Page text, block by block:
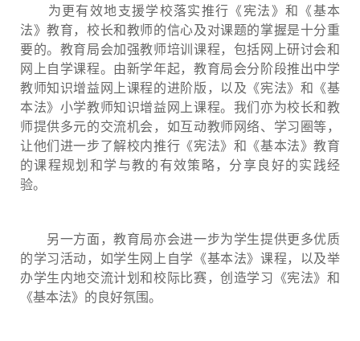
为更有效地支援学校落实推行《宪法》和《基本
法》教育，校长和教师的信心及对课题的掌握是十分重
要的。教育局会加强教师培训课程，包括网上研讨会和
网上自学课程。由新学年起，教育局会分阶段推出中学
教师知识增益网上课程的进阶版，以及《宪法》和《基
本法》小学教师知识增益网上课程。我们亦为校长和教
师提供多元的交流机会，如互动教师网络、学习圈等，
让他们进一步了解校内推行《宪法》和《基本法》教育
的课程规划和学与教的有效策略，分享良好的实践经
验。
另一方面，教育局亦会进一步为学生提供更多优质
的学习活动，如学生网上自学《基本法》课程，以及举
办学生内地交流计划和校际比赛，创造学习《宪法》和
《基本法》的良好氛围。